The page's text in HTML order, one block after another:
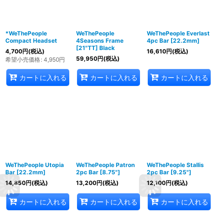
*WeThePeople
Compact Headset
4,700円(税込)
希望小売価格: 4,950円
カートに入れる
WeThePeople
4Seasons Frame
[21"TT] Black
59,950円(税込)
カートに入れる
WeThePeople Everlast
4pc Bar [22.2mm]
16,610円(税込)
カートに入れる
WeThePeople Utopia
Bar [22.2mm]
14,850円(税込)
カートに入れる
WeThePeople Patron
2pc Bar [8.75"]
13,200円(税込)
カートに入れる
WeThePeople Stallis
2pc Bar [9.25"]
12,100円(税込)
カートに入れる